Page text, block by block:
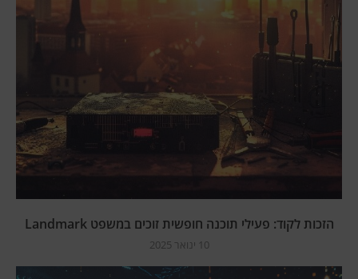
הזכות לקוד: פעילי תוכנה חופשית זוכים במשפט Landmark
10 ינואר 2025